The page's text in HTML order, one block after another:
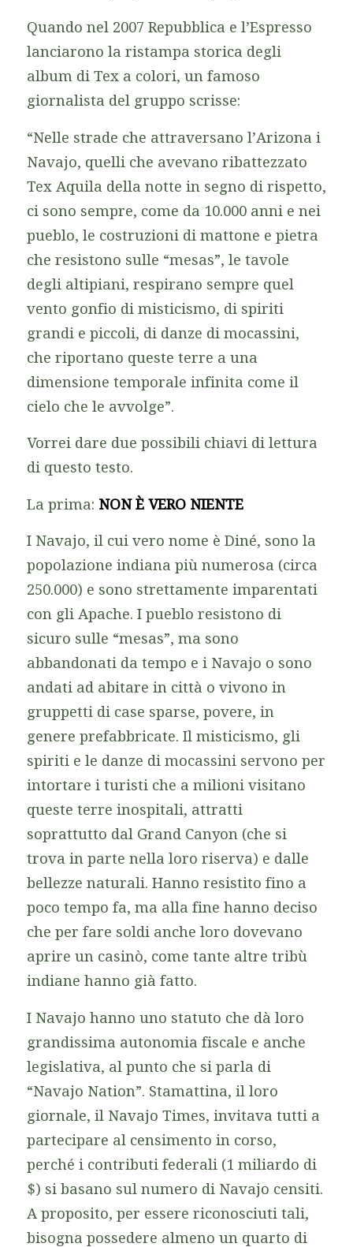
Quando nel 2007 Repubblica e l’Espresso
lanciarono la ristampa storica degli
album di Tex a colori, un famoso
giornalista del gruppo scrisse:
“Nelle strade che attraversano l’Arizona i
Navajo, quelli che avevano ribattezzato
Tex Aquila della notte in segno di rispetto,
ci sono sempre, come da 10.000 anni e nei
pueblo, le costruzioni di mattone e pietra
che resistono sulle “mesas”, le tavole
degli altipiani, respirano sempre quel
vento gonfio di misticismo, di spiriti
grandi e piccoli, di danze di mocassini,
che riportano queste terre a una
dimensione temporale infinita come il
cielo che le avvolge”.
Vorrei dare due possibili chiavi di lettura
di questo testo.
La prima: NON È VERO NIENTE
I Navajo, il cui vero nome è Diné, sono la
popolazione indiana più numerosa (circa
250.000) e sono strettamente imparentati
con gli Apache. I pueblo resistono di
sicuro sulle “mesas”, ma sono
abbandonati da tempo e i Navajo o sono
andati ad abitare in città o vivono in
gruppetti di case sparse, povere, in
genere prefabbricate. Il misticismo, gli
spiriti e le danze di mocassini servono per
intortare i turisti che a milioni visitano
queste terre inospitali, attratti
soprattutto dal Grand Canyon (che si
trova in parte nella loro riserva) e dalle
bellezze naturali. Hanno resistito fino a
poco tempo fa, ma alla fine hanno deciso
che per fare soldi anche loro dovevano
aprire un casinò, come tante altre tribù
indiane hanno già fatto.
I Navajo hanno uno statuto che dà loro
grandissima autonomia fiscale e anche
legislativa, al punto che si parla di
“Navajo Nation”. Stamattina, il loro
giornale, il Navajo Times, invitava tutti a
partecipare al censimento in corso,
perché i contributi federali (1 miliardo di
$) si basano sul numero di Navajo censiti.
A proposito, per essere riconosciuti tali,
bisogna possedere almeno un quarto di